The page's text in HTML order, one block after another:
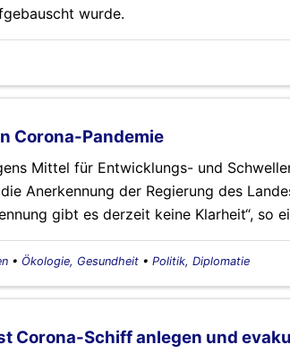
wurde.
Corona-Pandemie
Mittel für Entwicklungs- und
Anerkennung der Regierung des
gibt es derzeit keine Klarheit“, so
• Ökologie, Gesundheit • Politik, Diplomatie
Corona-Schiff anlegen und